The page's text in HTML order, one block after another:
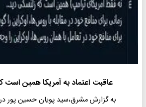
عاقبت اعتماد به آمریکا همین است
به گزارش مشرق،سید پویان حسین پور